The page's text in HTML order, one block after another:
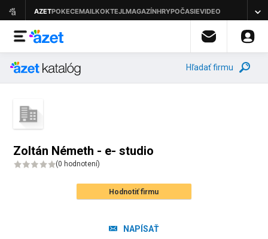
Hľadať firmu
Zoltán Németh - e- studio
(0 hodnotení)
Hodnotiť firmu
NAPÍSAŤ